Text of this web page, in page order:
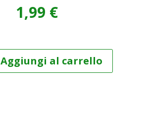
1,99 €
Aggiungi al carrello